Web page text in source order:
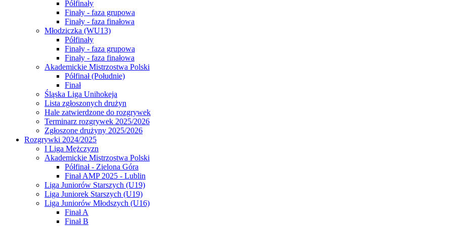
Półfinały
Finały - faza grupowa
Finały - faza finałowa
Młodziczka (WU13)
Półfinały
Finały - faza grupowa
Finały - faza finałowa
Akademickie Mistrzostwa Polski
Półfinał (Południe)
Finał
Śląska Liga Unihokeja
Lista zgłoszonych drużyn
Hale zatwierdzone do rozgrywek
Terminarz rozgrywek 2025/2026
Zgłoszone drużyny 2025/2026
Rozgrywki 2024/2025
I Liga Mężczyzn
Akademickie Mistrzostwa Polski
Półfinał - Zielona Góra
Finał AMP 2025 - Lublin
Liga Juniorów Starszych (U19)
Liga Juniorek Starszych (U19)
Liga Juniorów Młodszych (U16)
Finał A
Finał B